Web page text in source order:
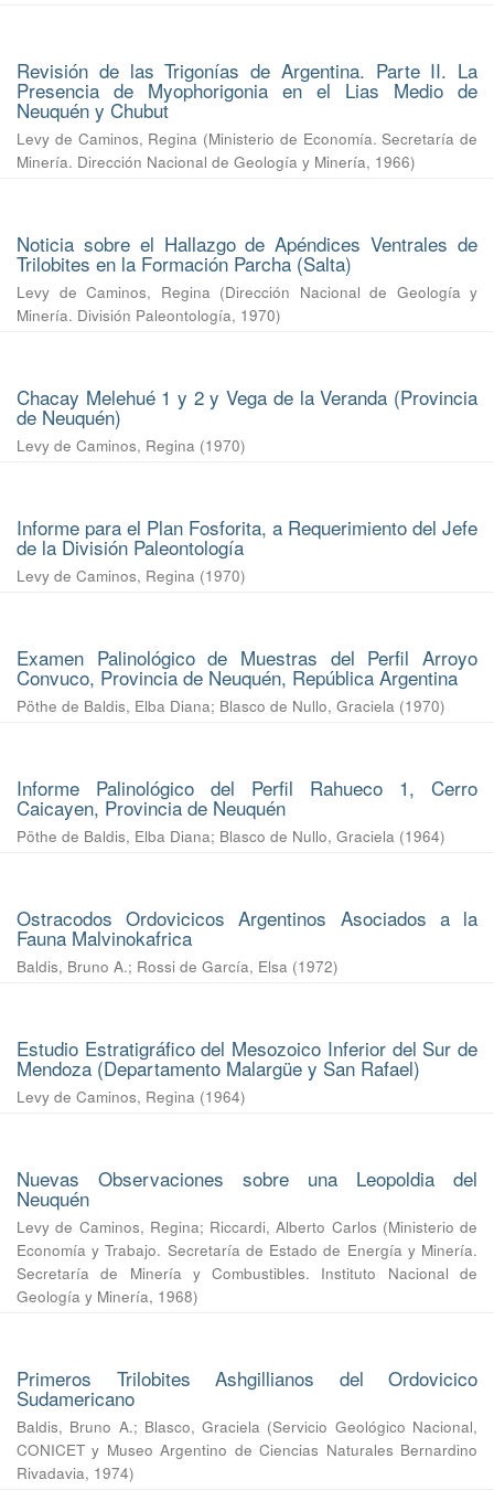
Revisión de las Trigonías de Argentina. Parte II. La
Presencia de Myophorigonia en el Lias Medio de
Neuquén y Chubut
Levy de Caminos, Regina (Ministerio de Economía. Secretaría de
Minería. Dirección Nacional de Geología y Minería, 1966)
Noticia sobre el Hallazgo de Apéndices Ventrales de
Trilobites en la Formación Parcha (Salta)
Levy de Caminos, Regina (Dirección Nacional de Geología y
Minería. División Paleontología, 1970)
Chacay Melehué 1 y 2 y Vega de la Veranda (Provincia
de Neuquén)
Levy de Caminos, Regina (1970)
Informe para el Plan Fosforita, a Requerimiento del Jefe
de la División Paleontología
Levy de Caminos, Regina (1970)
Examen Palinológico de Muestras del Perfil Arroyo
Convuco, Provincia de Neuquén, República Argentina
Pöthe de Baldis, Elba Diana; Blasco de Nullo, Graciela (1970)
Informe Palinológico del Perfil Rahueco 1, Cerro
Caicayen, Provincia de Neuquén
Pöthe de Baldis, Elba Diana; Blasco de Nullo, Graciela (1964)
Ostracodos Ordovicicos Argentinos Asociados a la
Fauna Malvinokafrica
Baldis, Bruno A.; Rossi de García, Elsa (1972)
Estudio Estratigráfico del Mesozoico Inferior del Sur de
Mendoza (Departamento Malargüe y San Rafael)
Levy de Caminos, Regina (1964)
Nuevas Observaciones sobre una Leopoldia del
Neuquén
Levy de Caminos, Regina; Riccardi, Alberto Carlos (Ministerio de
Economía y Trabajo. Secretaría de Estado de Energía y Minería.
Secretaría de Minería y Combustibles. Instituto Nacional de
Geología y Minería, 1968)
Primeros Trilobites Ashgillianos del Ordovicico
Sudamericano
Baldis, Bruno A.; Blasco, Graciela (Servicio Geológico Nacional,
CONICET y Museo Argentino de Ciencias Naturales Bernardino
Rivadavia, 1974)